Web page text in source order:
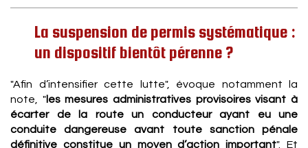
La suspension de permis systématique :
un dispositif bientôt pérenne ?
"Afin d’intensifier cette lutte", évoque notamment la
note, "les mesures administratives provisoires visant à
écarter de la route un conducteur ayant eu une
conduite dangereuse avant toute sanction pénale
définitive constitue un moyen d’action important". Et